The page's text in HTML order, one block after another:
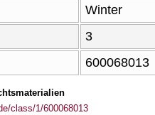
Winter
3
600068013
class/1/600068013